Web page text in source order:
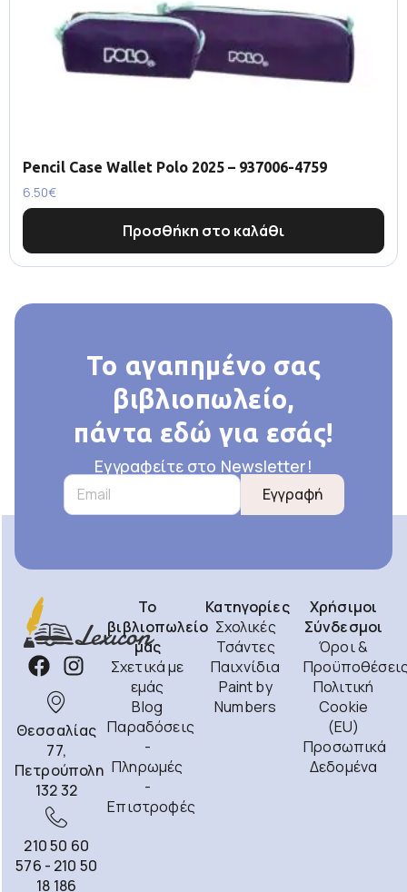
Pencil Case Wallet Polo 2025 – 937006-4759
6.50€
Προσθήκη στο καλάθι
Το αγαπημένο σας
βιβλιοπωλείο,
πάντα εδώ για εσάς!
Εγγραφείτε στο Newsletter!
Εγγραφή
Θεσσαλίας
77,
Πετρούπολη
132 32
210 50 60
576 - 210 50
18 186
Το
βιβλιοπωλείο
μας
Σχετικά με
εμάς
Blog
Παραδόσεις
-
Πληρωμές
-
Επιστροφές
Κατηγορίες
Σχολικές
Τσάντες
Παιχνίδια
Paint by
Numbers
Χρήσιμοι
Σύνδεσμοι
Όροι &
Πολιτική
Cookie
(EU)
Προσωπικά
Δεδομένα